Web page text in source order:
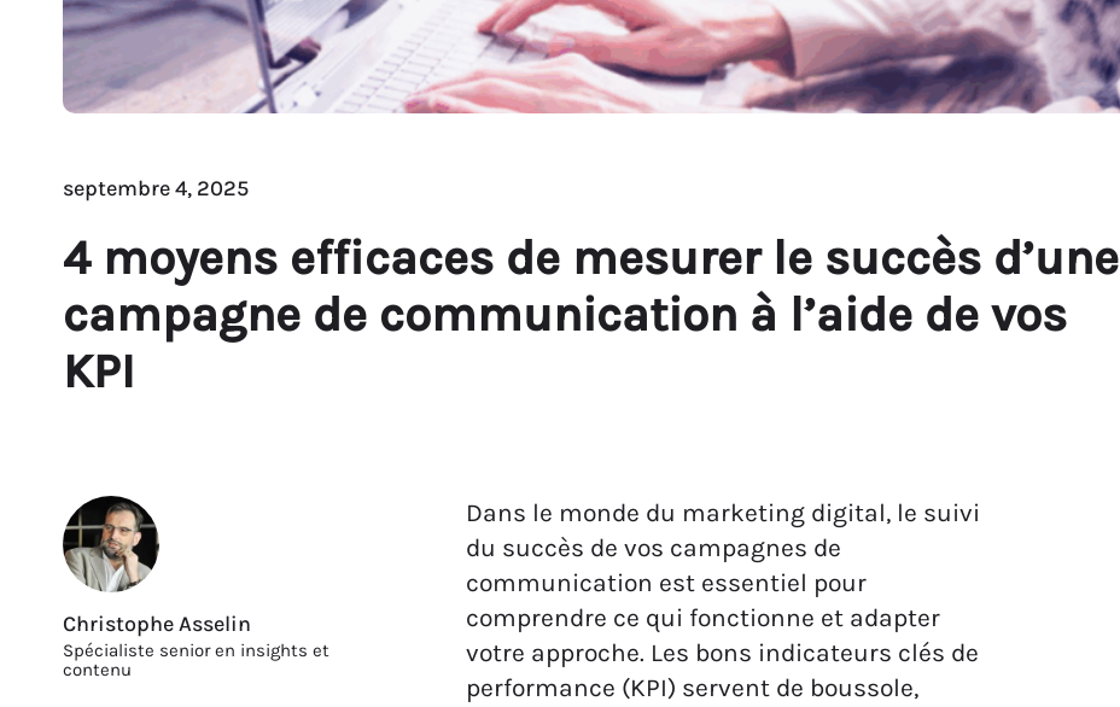
septembre 4, 2025
4 moyens efficaces de mesurer le succès d’une
campagne de communication à l’aide de vos
KPI
Christophe Asselin
Spécialiste senior en insights et
contenu
Dans le monde du marketing digital, le suivi
du succès de vos campagnes de
communication est essentiel pour
comprendre ce qui fonctionne et adapter
votre approche. Les bons indicateurs clés de
performance (KPI) servent de boussole,